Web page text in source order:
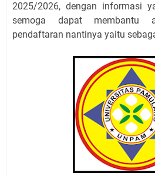
2025/2026, dengan informasi
semoga dapat membantu
pendaftaran nantinya yaitu